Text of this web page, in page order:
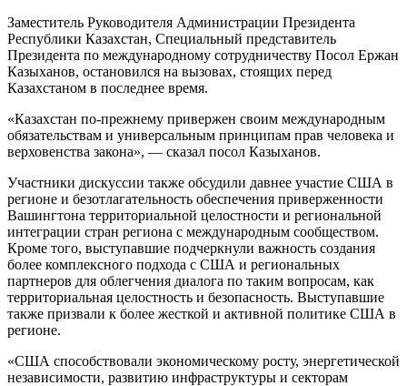
Заместитель Руководителя Администрации Президента
Республики Казахстан, Специальный представитель
Президента по международному сотрудничеству Посол Ержан
Казыханов, остановился на вызовах, стоящих перед
Казахстаном в последнее время.
«Казахстан по-прежнему привержен своим международным
обязательствам и универсальным принципам прав человека и
верховенства закона», — сказал посол Казыханов.
Участники дискуссии также обсудили давнее участие США в
регионе и безотлагательность обеспечения приверженности
Вашингтона территориальной целостности и региональной
интеграции стран региона с международным сообществом.
Кроме того, выступавшие подчеркнули важность создания
более комплексного подхода с США и региональных
партнеров для облегчения диалога по таким вопросам, как
территориальная целостность и безопасность. Выступавшие
также призвали к более жесткой и активной политике США в
регионе.
«США способствовали экономическому росту, энергетической
независимости, развитию инфраструктуры и секторам